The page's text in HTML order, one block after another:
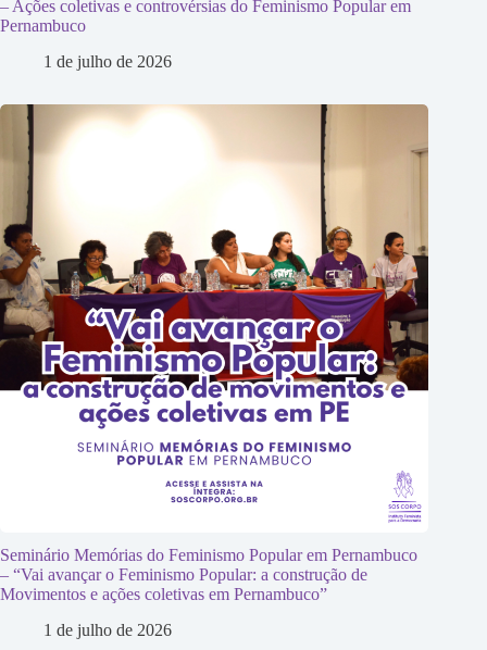
– Ações coletivas e controvérsias do Feminismo Popular em
Pernambuco
1 de julho de 2026
Seminário Memórias do Feminismo Popular em Pernambuco
– “Vai avançar o Feminismo Popular: a construção de
Movimentos e ações coletivas em Pernambuco”
1 de julho de 2026